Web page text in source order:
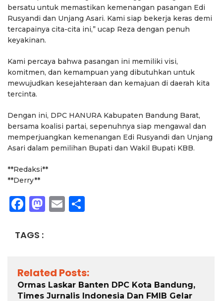
bersatu untuk memastikan kemenangan pasangan Edi
Rusyandi dan Unjang Asari. Kami siap bekerja keras demi
tercapainya cita-cita ini,” ucap Reza dengan penuh
keyakinan.
Kami percaya bahwa pasangan ini memiliki visi,
komitmen, dan kemampuan yang dibutuhkan untuk
mewujudkan kesejahteraan dan kemajuan di daerah kita
tercinta.
Dengan ini, DPC HANURA Kabupaten Bandung Barat,
bersama koalisi partai, sepenuhnya siap mengawal dan
memperjuangkan kemenangan Edi Rusyandi dan Unjang
Asari dalam pemilihan Bupati dan Wakil Bupati KBB.
**Redaksi**
**Derry**
Facebook
Mastodon
Email
TAGS :
Related Posts:
Ormas Laskar Banten DPC Kota Bandung,
Times Jurnalis Indonesia Dan FMIB Gelar